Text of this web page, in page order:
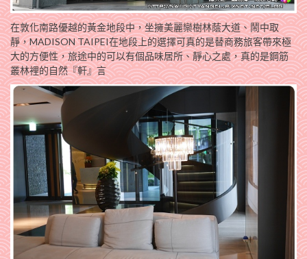
在敦化南路優越的黃金地段中，坐擁美麗欒樹林蔭大道、鬧中取
靜，MADISON TAIPEI在地段上的選擇可真的是替商務旅客帶來極
大的方便性，旅途中的可以有個品味居所、靜心之處，真的是鋼筋
叢林裡的自然『軒』言